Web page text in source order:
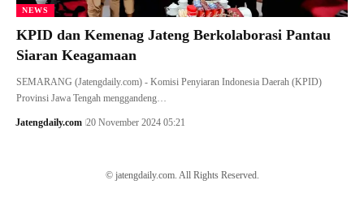
NEWS
KPID dan Kemenag Jateng Berkolaborasi Pantau
Siaran Keagamaan
SEMARANG (Jatengdaily.com) - Komisi Penyiaran Indonesia Daerah (KPID)
Provinsi Jawa Tengah menggandeng…
Jatengdaily.com 20 November 2024 05:21
© jatengdaily.com. All Rights Reserved.